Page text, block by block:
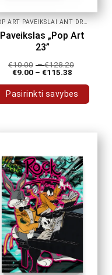
Paveikslas „Pop Art
23”
€10.00 –€128.20
€9.00 – €115.38
Pasirinkti savybes
variants.
The
options
may
be
chosen
on
the
product
page